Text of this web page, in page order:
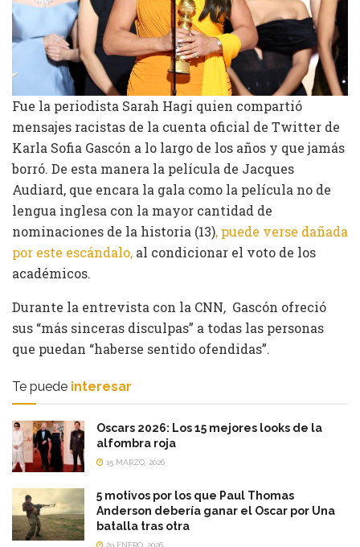
Fue la periodista Sarah Hagi quien compartió
mensajes racistas de la cuenta oficial de Twitter de
Karla Sofia Gascón a lo largo de los años y que jamás
borró. De esta manera la película de Jacques
Audiard, que encara la gala como la película no de
lengua inglesa con la mayor cantidad de
nominaciones de la historia (13), puede verse dañada
por este escándalo, al condicionar el voto de los
académicos.
Durante la entrevista con la CNN, Gascón ofreció
sus “más sinceras disculpas” a todas las personas
que puedan “haberse sentido ofendidas”.
Te puede interesar
Oscars 2026: Los 15 mejores looks de la
alfombra roja
15 MARZO, 2026
5 motivos por los que Paul Thomas
Anderson debería ganar el Oscar por Una
batalla tras otra